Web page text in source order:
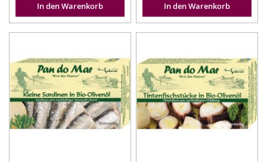
In den Warenkorb In den Warenkorb